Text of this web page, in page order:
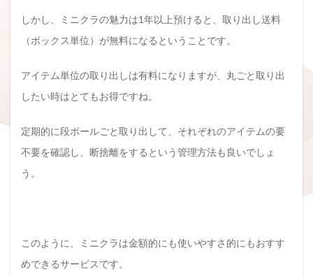
しかし、ミニクラの魅力は1年以上預けると、取り出し送料
（ボックス単位）が無料になるということです。
アイテム単位の取り出しは有料になりますが、丸ごと取り出
したい時はとてもお得ですね。
定期的に段ボールごと取り出して、それぞれのアイテムの要
不要を確認し、断捨離をするという管理方法も良いでしょ
う。
このように、ミニクラは金額的にも使いやすさ的にもおすす
めできるサービスです。